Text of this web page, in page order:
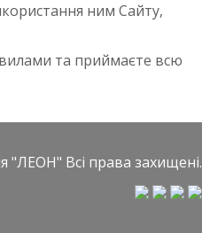
ним Сайту,
та приймаєте всю
"ЛЕОН" Всі права захищені.